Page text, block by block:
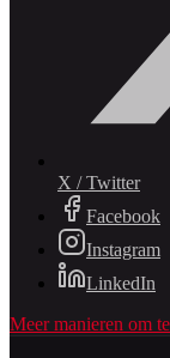
X / Twitter
Facebook
Instagram
LinkedIn
Meer manieren om